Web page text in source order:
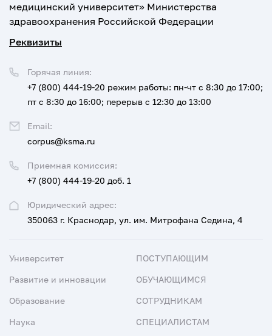
медицинский университет» Министерства
здравоохранения Российской Федерации
Реквизиты
Юридический адрес:
350063 г. Краснодар, ул. им. Митрофана Седина, 4
Приемная комиссия:
+7 (800) 444-19-20 доб. 1
Горячая линия:
+7 (800) 444-19-20 режим работы: пн-чт с 8:30 до 17:00;
пт с 8:30 до 16:00; перерыв с 12:30 до 13:00
Email:
corpus@ksma.ru
Университет
Развитие и инновации
Образование
Наука
ПОСТУПАЮЩИМ
ОБУЧАЮЩИМСЯ
СОТРУДНИКАМ
СПЕЦИАЛИСТАМ